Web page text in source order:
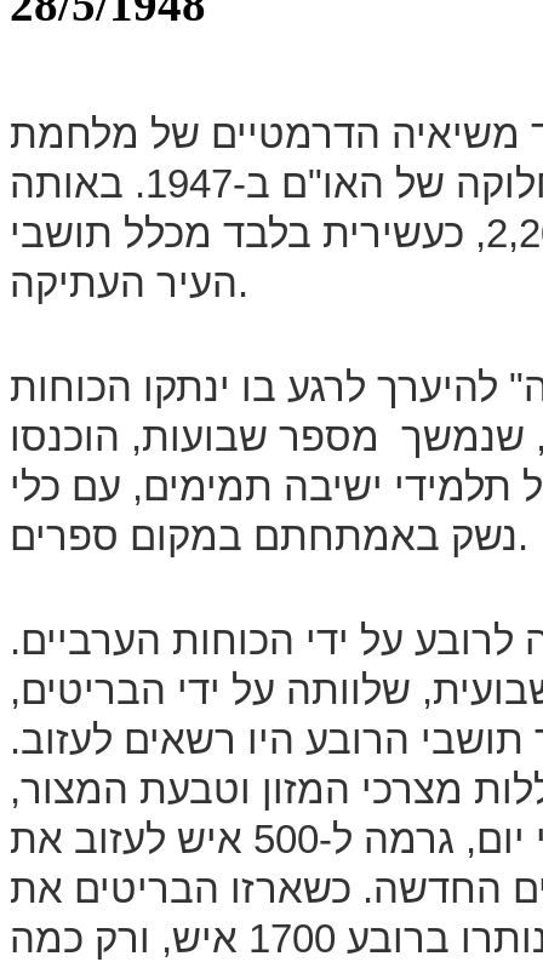
משיאיה הדרמטיים של מלחמת
השחרור. תחילתו עם הכרזת תכנית החלוקה של האו"ם ב-1947. באותה
עת עמד מספר תושבי הרובע על כ-2,200, כעשירית בלבד מכלל תושבי
העיר העתיקה.
לרגע בו ינתקו הכוחות
שנמשך מספר שבועות, הוכנסו
של תלמידי ישיבה תמימים, עם כלי
נשק באמתחתם במקום ספרים.
הגישה לרובע על ידי הכוחות הערביים.
שלוותה על ידי הבריטים,
הרובע היו רשאים לעזוב.
מצרכי המזון וטבעת המצור,
שהלכה והתהדקה על צווארם מדי יום, גרמה ל-500 איש לעזוב את
החדשה. כשארזו הבריטים את
פקלאותיהם ושבו הביתה ב-13 במאי נותרו ברובע 1700 איש, ורק כמה